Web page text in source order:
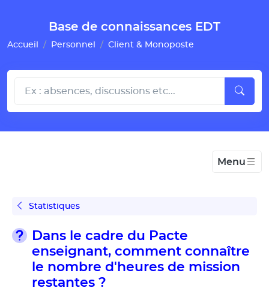
Base de connaissances EDT
Accueil Personnel Client & Monoposte
Menu
Statistiques
Dans le cadre du Pacte
enseignant, comment connaître
le nombre d'heures de mission
restantes ?